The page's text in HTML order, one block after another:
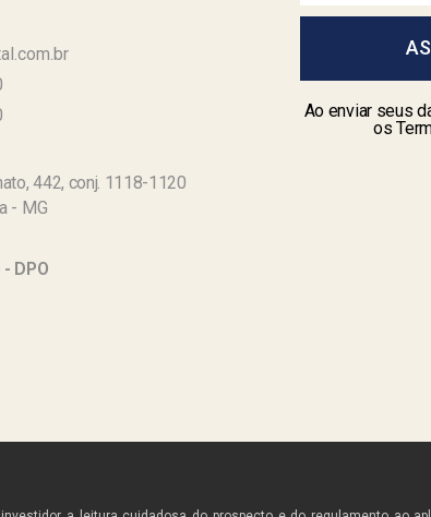
442, conj. 1118-1120
- MG
DPO
Ao enviar seus
os